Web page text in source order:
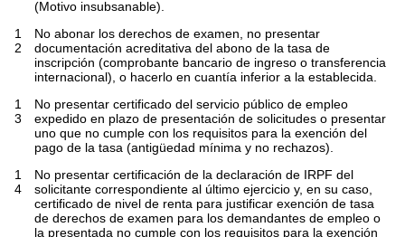
(Motivo insubsanable).
1
2
No abonar los derechos de examen, no presentar
documentación acreditativa del abono de la tasa de
inscripción (comprobante bancario de ingreso o transferencia
internacional), o hacerlo en cuantía inferior a la establecida.
1
3
No presentar certificado del servicio público de empleo
expedido en plazo de presentación de solicitudes o presentar
uno que no cumple con los requisitos para la exención del
pago de la tasa (antigüedad mínima y no rechazos).
1
4
No presentar certificación de la declaración de IRPF del
solicitante correspondiente al último ejercicio y, en su caso,
certificado de nivel de renta para justificar exención de tasa
de derechos de examen para los demandantes de empleo o
la presentada no cumple con los requisitos para la exención